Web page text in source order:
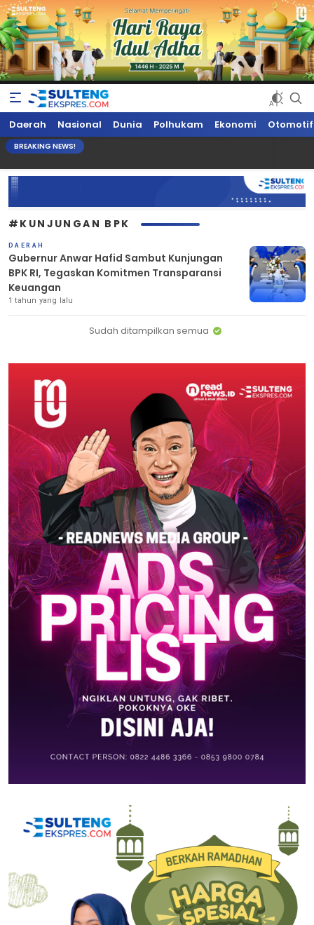
Sultengekspres.com
Berita Seputar Sulteng Hari Ini, Update Terkini, Suaranya Rakyat
Sulteng
Daerah Nasional Dunia Polhukam Ekonomi Otomotif
BREAKING NEWS!
#KUNJUNGAN BPK
DAERAH
Gubernur Anwar Hafid Sambut Kunjungan
BPK RI, Tegaskan Komitmen Transparansi
Keuangan
1 tahun yang lalu
Sudah ditampilkan semua